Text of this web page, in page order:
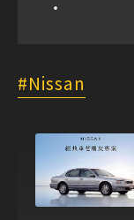
Nissan